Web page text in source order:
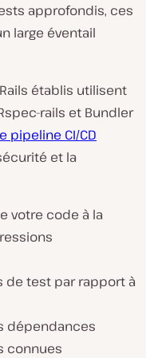
approfondis, ces
large éventail
établis utilisent
rails et Bundler
pipeline CI/CD
et la
votre code à la
de test par rapport à
dépendances
connues